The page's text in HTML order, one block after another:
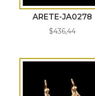
ARETE-JA0278
$436,44